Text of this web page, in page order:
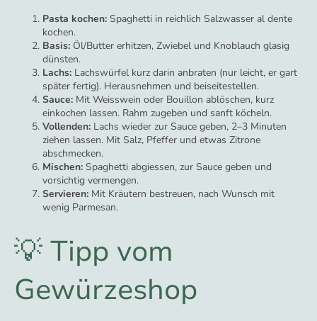
Pasta kochen: Spaghetti in reichlich Salzwasser al dente
kochen.
Basis: Öl/Butter erhitzen, Zwiebel und Knoblauch glasig
dünsten.
Lachs: Lachswürfel kurz darin anbraten (nur leicht, er gart
später fertig). Herausnehmen und beiseitestellen.
Sauce: Mit Weisswein oder Bouillon ablöschen, kurz
einkochen lassen. Rahm zugeben und sanft köcheln.
Vollenden: Lachs wieder zur Sauce geben, 2–3 Minuten
ziehen lassen. Mit Salz, Pfeffer und etwas Zitrone
abschmecken.
Mischen: Spaghetti abgiessen, zur Sauce geben und
vorsichtig vermengen.
Servieren: Mit Kräutern bestreuen, nach Wunsch mit
wenig Parmesan.
💡 Tipp vom
Gewürzeshop